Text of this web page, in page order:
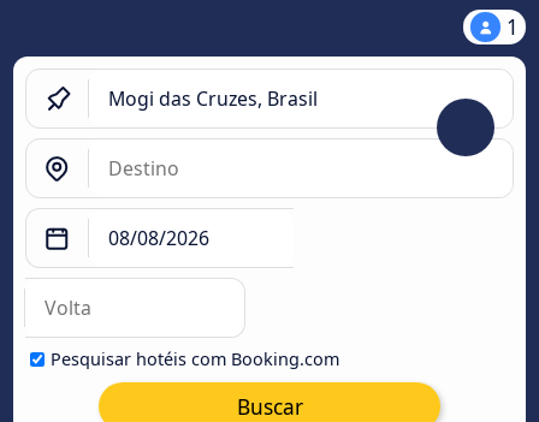
1
Pesquisar hotéis com Booking.com
Buscar